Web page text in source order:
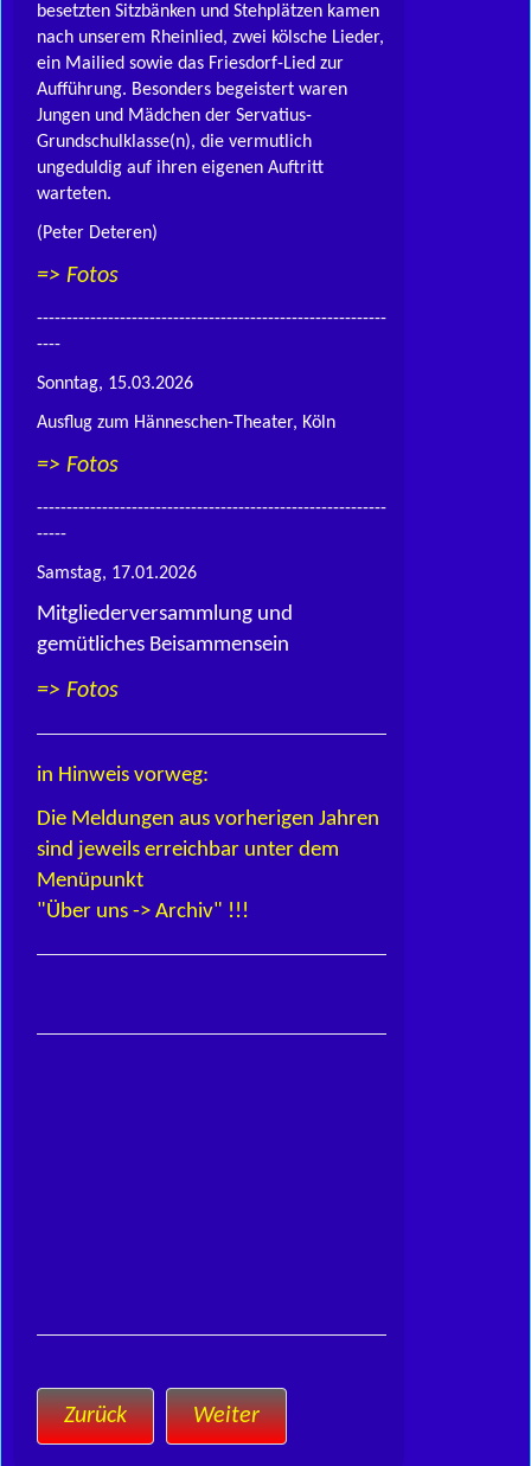
besetzten Sitzbänken und Stehplätzen kamen
nach unserem Rheinlied, zwei kölsche Lieder,
ein Mailied sowie das Friesdorf-Lied zur
Aufführung. Besonders begeistert waren
Jungen und Mädchen der Servatius-
Grundschulklasse(n), die vermutlich
ungeduldig auf ihren eigenen Auftritt
warteten.
(Peter Deteren)
=> Fotos
-----------------------------------------------------------
----
Sonntag, 15.03.2026
Ausflug zum Hänneschen-Theater, Köln
=> Fotos
-----------------------------------------------------------
-----
Samstag, 17.01.2026
Mitgliederversammlung und
gemütliches Beisammensein
=> Fotos
in Hinweis vorweg:
Die Meldungen aus vorherigen Jahren
sind jeweils erreichbar unter dem
Menüpunkt
"Über uns -> Archiv" !!!
Zurück Weiter